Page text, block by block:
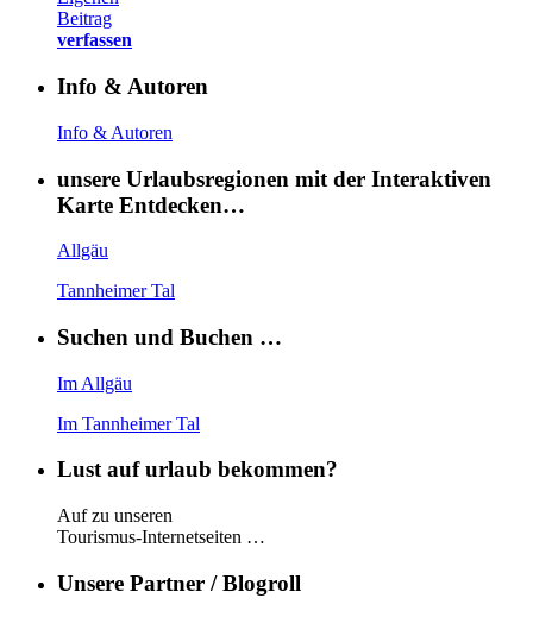
Beitrag
verfassen
Info & Autoren
Info & Autoren
unsere Urlaubsregionen mit der Interaktiven
Karte Entdecken…
Allgäu
Tannheimer Tal
Suchen und Buchen …
Im Allgäu
Im Tannheimer Tal
Lust auf urlaub bekommen?
Auf zu unseren
Tourismus-Internetseiten …
Unsere Partner / Blogroll